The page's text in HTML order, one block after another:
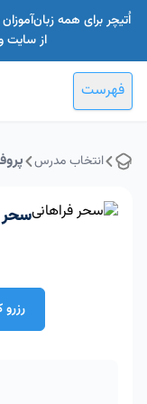
اُتیچر برای همه
از سایت
فهرست
انتخاب مدرس
سحر